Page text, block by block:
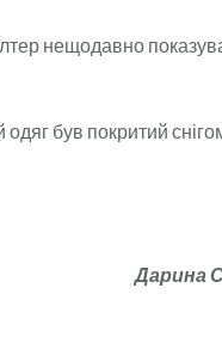
нещодавно
був покритий
Дарина